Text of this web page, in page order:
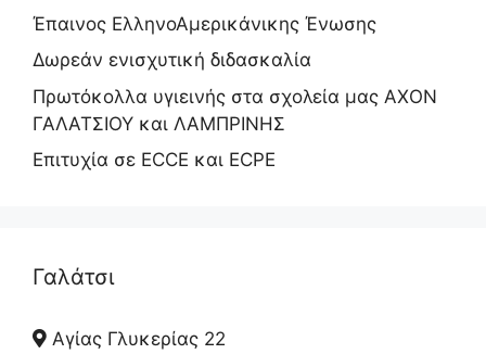
Έπαινος ΕλληνοΑμερικάνικης Ένωσης
Δωρεάν ενισχυτική διδασκαλία
Πρωτόκολλα υγιεινής στα σχολεία μας ΑΧΟΝ
ΓΑΛΑΤΣΙΟΥ και ΛΑΜΠΡΙΝΗΣ
Επιτυχία σε ECCE και ECPE
Γαλάτσι
Αγίας Γλυκερίας 22